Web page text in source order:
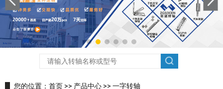
您的位置： 首页 >> 产品中心 >> 一字转轴